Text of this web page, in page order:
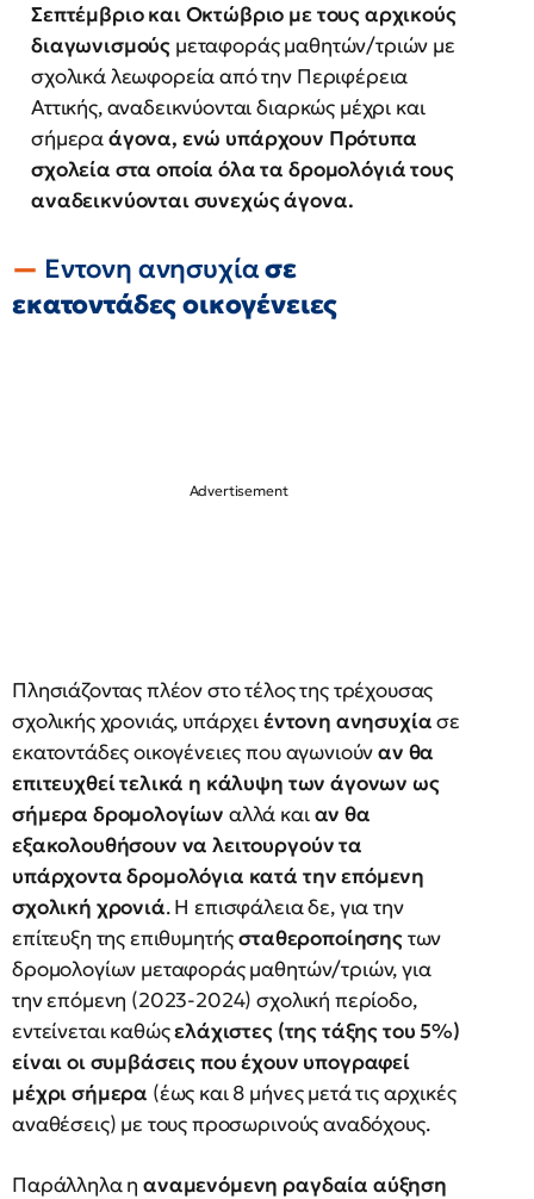
Σεπτέμβριο και Οκτώβριο με τους αρχικούς
διαγωνισμούς μεταφοράς μαθητών/τριών με
σχολικά λεωφορεία από την Περιφέρεια
Αττικής, αναδεικνύονται διαρκώς μέχρι και
σήμεραάγονα, ενώ υπάρχουν Πρότυπα
σχολεία στα οποία όλα τα δρομολόγιά τους
αναδεικνύονται συνεχώς άγονα.
Εντονη ανησυχίασε
εκατοντάδες οικογένειες
Πλησιάζοντας πλέον στο τέλος της τρέχουσας
σχολικής χρονιάς, υπάρχειέντονη ανησυχίασε
εκατοντάδες οικογένειες που αγωνιούναν θα
επιτευχθεί τελικά η κάλυψη των άγονων ως
σήμερα δρομολογίων αλλά καιαν θα
εξακολουθήσουν να λειτουργούν τα
υπάρχοντα δρομολόγια κατά την επόμενη
σχολική χρονιά. Η επισφάλεια δε, για την
επίτευξη της επιθυμητήςσταθεροποίησηςτων
δρομολογίων μεταφοράς μαθητών/τριών, για
την επόμενη (2023-2024) σχολική περίοδο,
εντείνεται καθώςελάχιστες (της τάξης του 5%)
είναι οι συμβάσεις που έχουν υπογραφεί
μέχρι σήμερα (έως και 8 μήνες μετά τις αρχικές
αναθέσεις) με τους προσωρινούς αναδόχους.
Παράλληλα ηαναμενόμενη ραγδαία αύξηση